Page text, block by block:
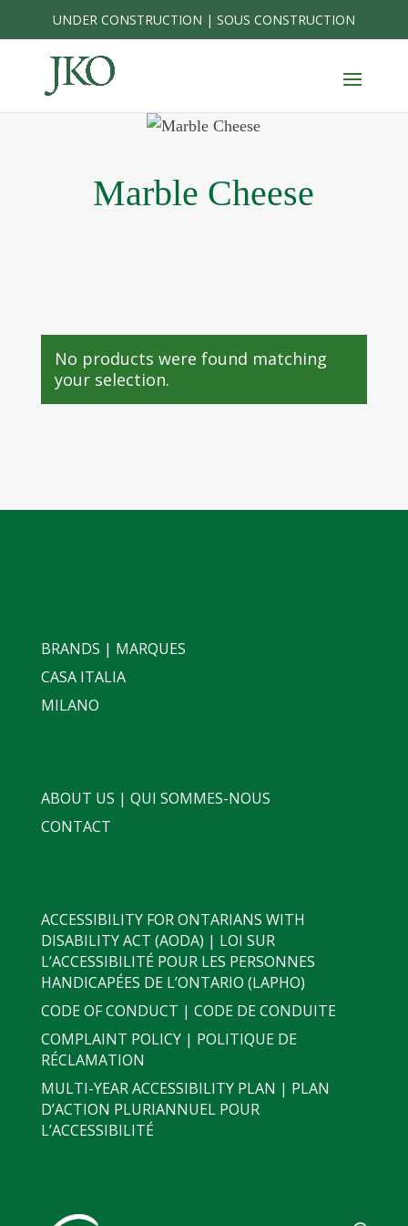
content
UNDER CONSTRUCTION | SOUS CONSTRUCTION
Marble Cheese
No products were found matching
your selection.
BRANDS | MARQUES
CASA ITALIA
MILANO
ABOUT US | QUI SOMMES-NOUS
CONTACT
ACCESSIBILITY FOR ONTARIANS WITH
DISABILITY ACT (AODA) | LOI SUR
L’ACCESSIBILITÉ POUR LES PERSONNES
HANDICAPÉES DE L’ONTARIO (LAPHO)
CODE OF CONDUCT | CODE DE CONDUITE
COMPLAINT POLICY | POLITIQUE DE
RÉCLAMATION
MULTI-YEAR ACCESSIBILITY PLAN | PLAN
D’ACTION PLURIANNUEL POUR
L’ACCESSIBILITÉ